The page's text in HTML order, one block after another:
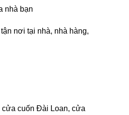
nhà bạn
nơi tại nhà, nhà hàng,
cửa cuốn Đài Loan, cửa